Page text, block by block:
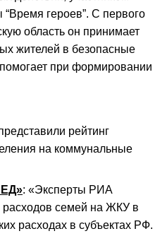
героев”. С первого
область он принимает
жителей в безопасные
при формировании
рейтинг
на коммунальные
: «Эксперты РИА
расходов семей на ЖКУ в
расходах в субъектах РФ.